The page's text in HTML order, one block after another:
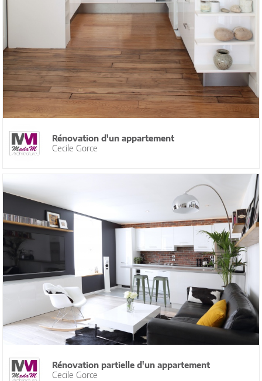
Rénovation d'un appartement
Cecile Gorce
Rénovation partielle d'un appartement
Cecile Gorce